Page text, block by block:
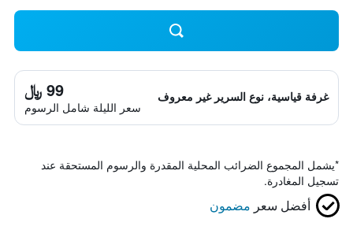
غرفة قياسية، نوع السرير غير معروف 99 ﷼
سعر الليلة شامل الرسوم
*يشمل المجموع الضرائب المحلية المقدرة والرسوم المستحقة عند
تسجيل المغادرة.
أفضل سعر مضمون